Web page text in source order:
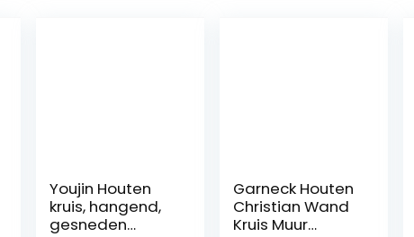
Youjin Houten
kruis, hangend,
gesneden
Garneck Houten
Christian Wand
Kruis Muur